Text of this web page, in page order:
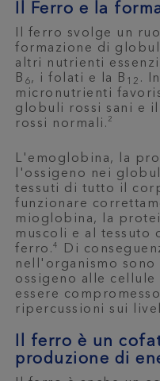
Il Ferro e la
Il ferro svolge un
formazione di
altri nutrienti
B 6, i folati e la B 12 .
micronutrienti
globuli rossi sani e
rossi normali. 2
L'emoglobina, la
l'ossigeno nei
tessuti di tutto il
funzionare
mioglobina, la
muscoli e al tessuto
ferro. 4
Di
nell'organismo
ossigeno alle
essere
ripercussioni sui
Il ferro è un
produzione di